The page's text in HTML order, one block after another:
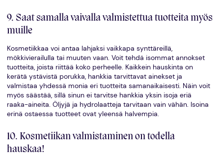
9. Saat samalla vaivalla valmistettua tuotteita myös
muille
Kosmetiikkaa voi antaa lahjaksi vaikkapa synttäreillä,
mökkivierailulla tai muuten vaan. Voit tehdä isommat annokset
tuotteita, joista riittää koko perheelle. Kaikkein hauskinta on
kerätä ystävistä porukka, hankkia tarvittavat ainekset ja
valmistaa yhdessä monia eri tuotteita samanaikaisesti. Näin voit
myös säästää, sillä sinun ei tarvitse hankkia yksin isoja eriä
raaka-aineita. Öljyjä ja hydrolaatteja tarvitaan vain vähän. Isoina
erinä ostaessa tuotteet ovat yleensä halvempia.
10. Kosmetiikan valmistaminen on todella
hauskaa!